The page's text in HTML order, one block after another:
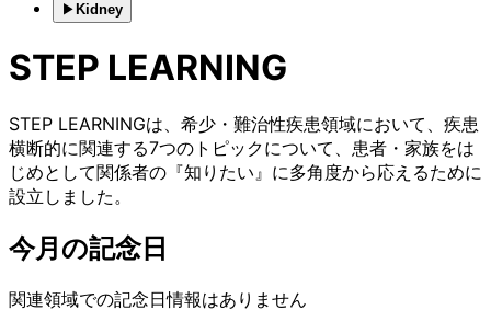
▶ Kidney
STEP LEARNING
STEP LEARNINGは、希少・難治性疾患領域において、疾患
横断的に関連する7つのトピックについて、患者・家族をは
じめとして関係者の『知りたい』に多角度から応えるために
設立しました。
今月の記念日
関連領域での記念日情報はありません